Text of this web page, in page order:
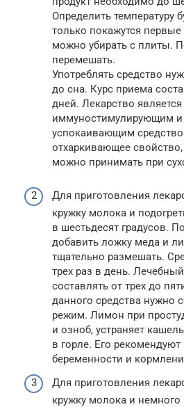
Определить температуру
только покажутся
можно убирать с плиты.
перемешать.
Употреблять средство
до сна. Курс приема
дней. Лекарство
иммуностимулирующим и
успокаивающим
отхаркивающее
можно принимать при
Для приготовления
кружку молока и
в шестьдесят градусов.
добавить ложку меда и
тщательно размешать.
трех раз в день.
составлять от трех до
данного средства нужно
режим. Лимон при
и озноб, устраняет
в горле. Его
беременности и
Для приготовления
кружку молока и немного